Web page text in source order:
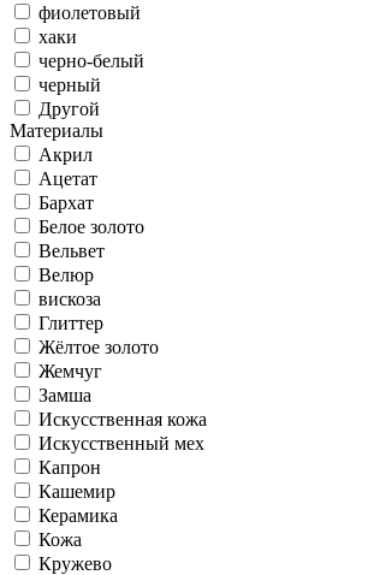
фиолетовый
хаки
черно-белый
черный
Другой
Материалы
Акрил
Ацетат
Бархат
Белое золото
Вельвет
Велюр
вискоза
Глиттер
Жёлтое золото
Жемчуг
Замша
Искусственная кожа
Искусственный мех
Капрон
Кашемир
Керамика
Кожа
Кружево